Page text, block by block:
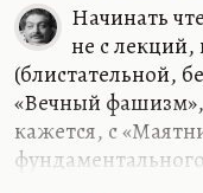
Начинать
не с лекций,
(блистательной,
«Вечный
кажется, с